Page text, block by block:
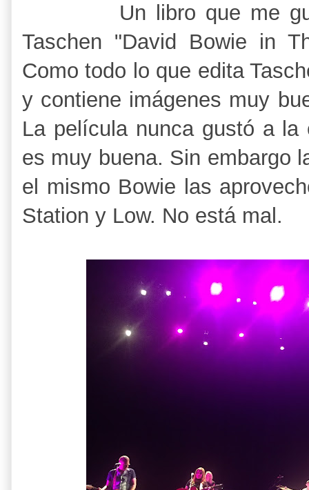
Un libro que me
Taschen "David Bowie in
Como todo lo que edita
y contiene imágenes muy
La película nunca gustó a
es muy buena. Sin embargo
el mismo Bowie las
Station y Low. No está mal.